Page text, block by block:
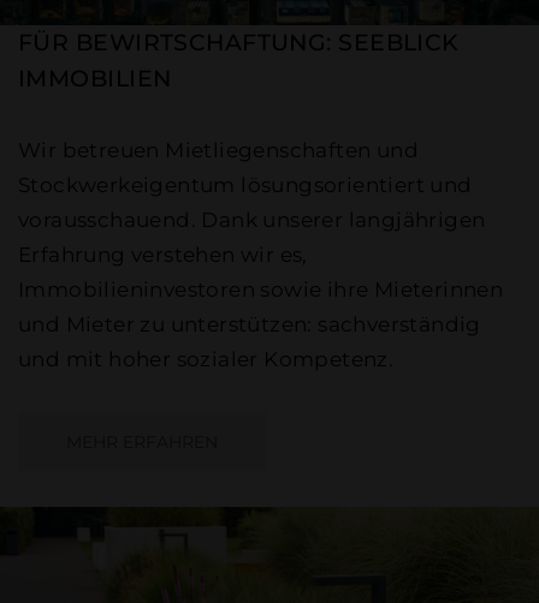
FÜR BEWIRTSCHAFTUNG: SEEBLICK
IMMOBILIEN
Wir betreuen Mietliegenschaften und
Stockwerkeigentum lösungsorientiert und
vorausschauend. Dank unserer langjährigen
Erfahrung verstehen wir es,
Immobilieninvestoren sowie ihre Mieterinnen
und Mieter zu unterstützen: sachverständig
und mit hoher sozialer Kompetenz.